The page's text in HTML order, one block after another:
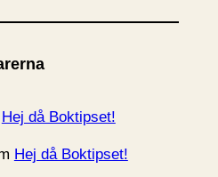
Hej då Boktipset!
Hej då Boktipset!